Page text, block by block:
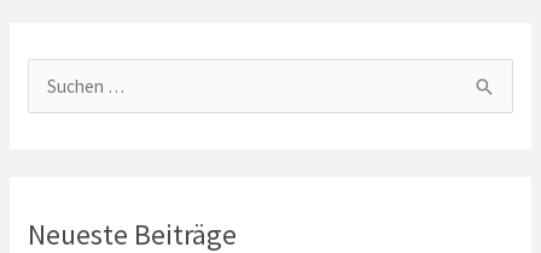
u
eNeueste Beiträge